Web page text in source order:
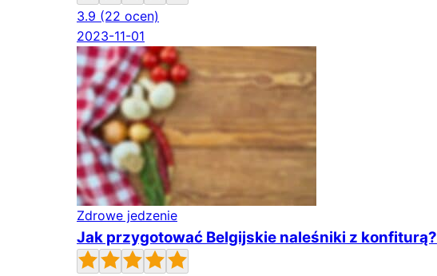
3.9 (22 ocen)
2023-11-01
Zdrowe jedzenie
Jak przygotować Belgijskie naleśniki z konfiturą?